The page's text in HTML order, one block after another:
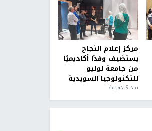
مركز إعلام النجاح
يستضيف وفدًا أكاديميًا
من جامعة لوليو
للتكنولوجيا السويدية
منذ 9 دقيقة